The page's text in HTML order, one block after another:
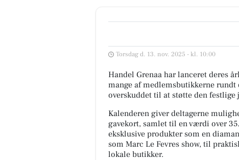
Torsdag d. 13. nov. 2025 - kl. 10:00
Handel Grenaa har lanceret deres
mange af medlemsbutikkerne
overskuddet til at støtte den
Kalenderen giver deltagerne
gavekort, samlet til en værdi over
eksklusive produkter som en
som Marc Le Fevres show, til
lokale butikker.